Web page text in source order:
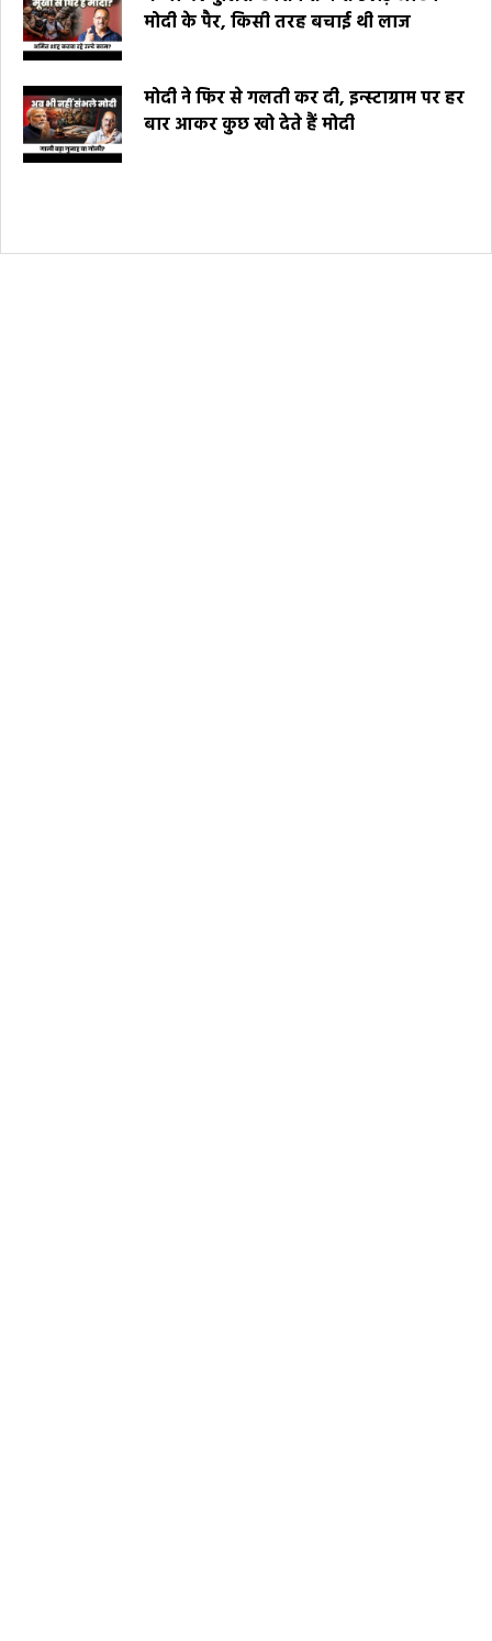
मोदी के पैर, किसी तरह बचाई थी लाज
मोदी ने फिर से गलती कर दी, इन्स्टाग्राम पर हर
बार आकर कुछ खो देते हैं मोदी